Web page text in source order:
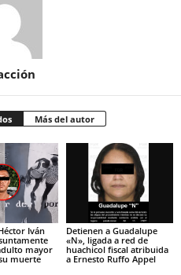
Más del autor
Iván
mayor
muerte
Detienen a Guadalupe
«N», ligada a red de
huachicol fiscal atribuida
a Ernesto Ruffo Appel